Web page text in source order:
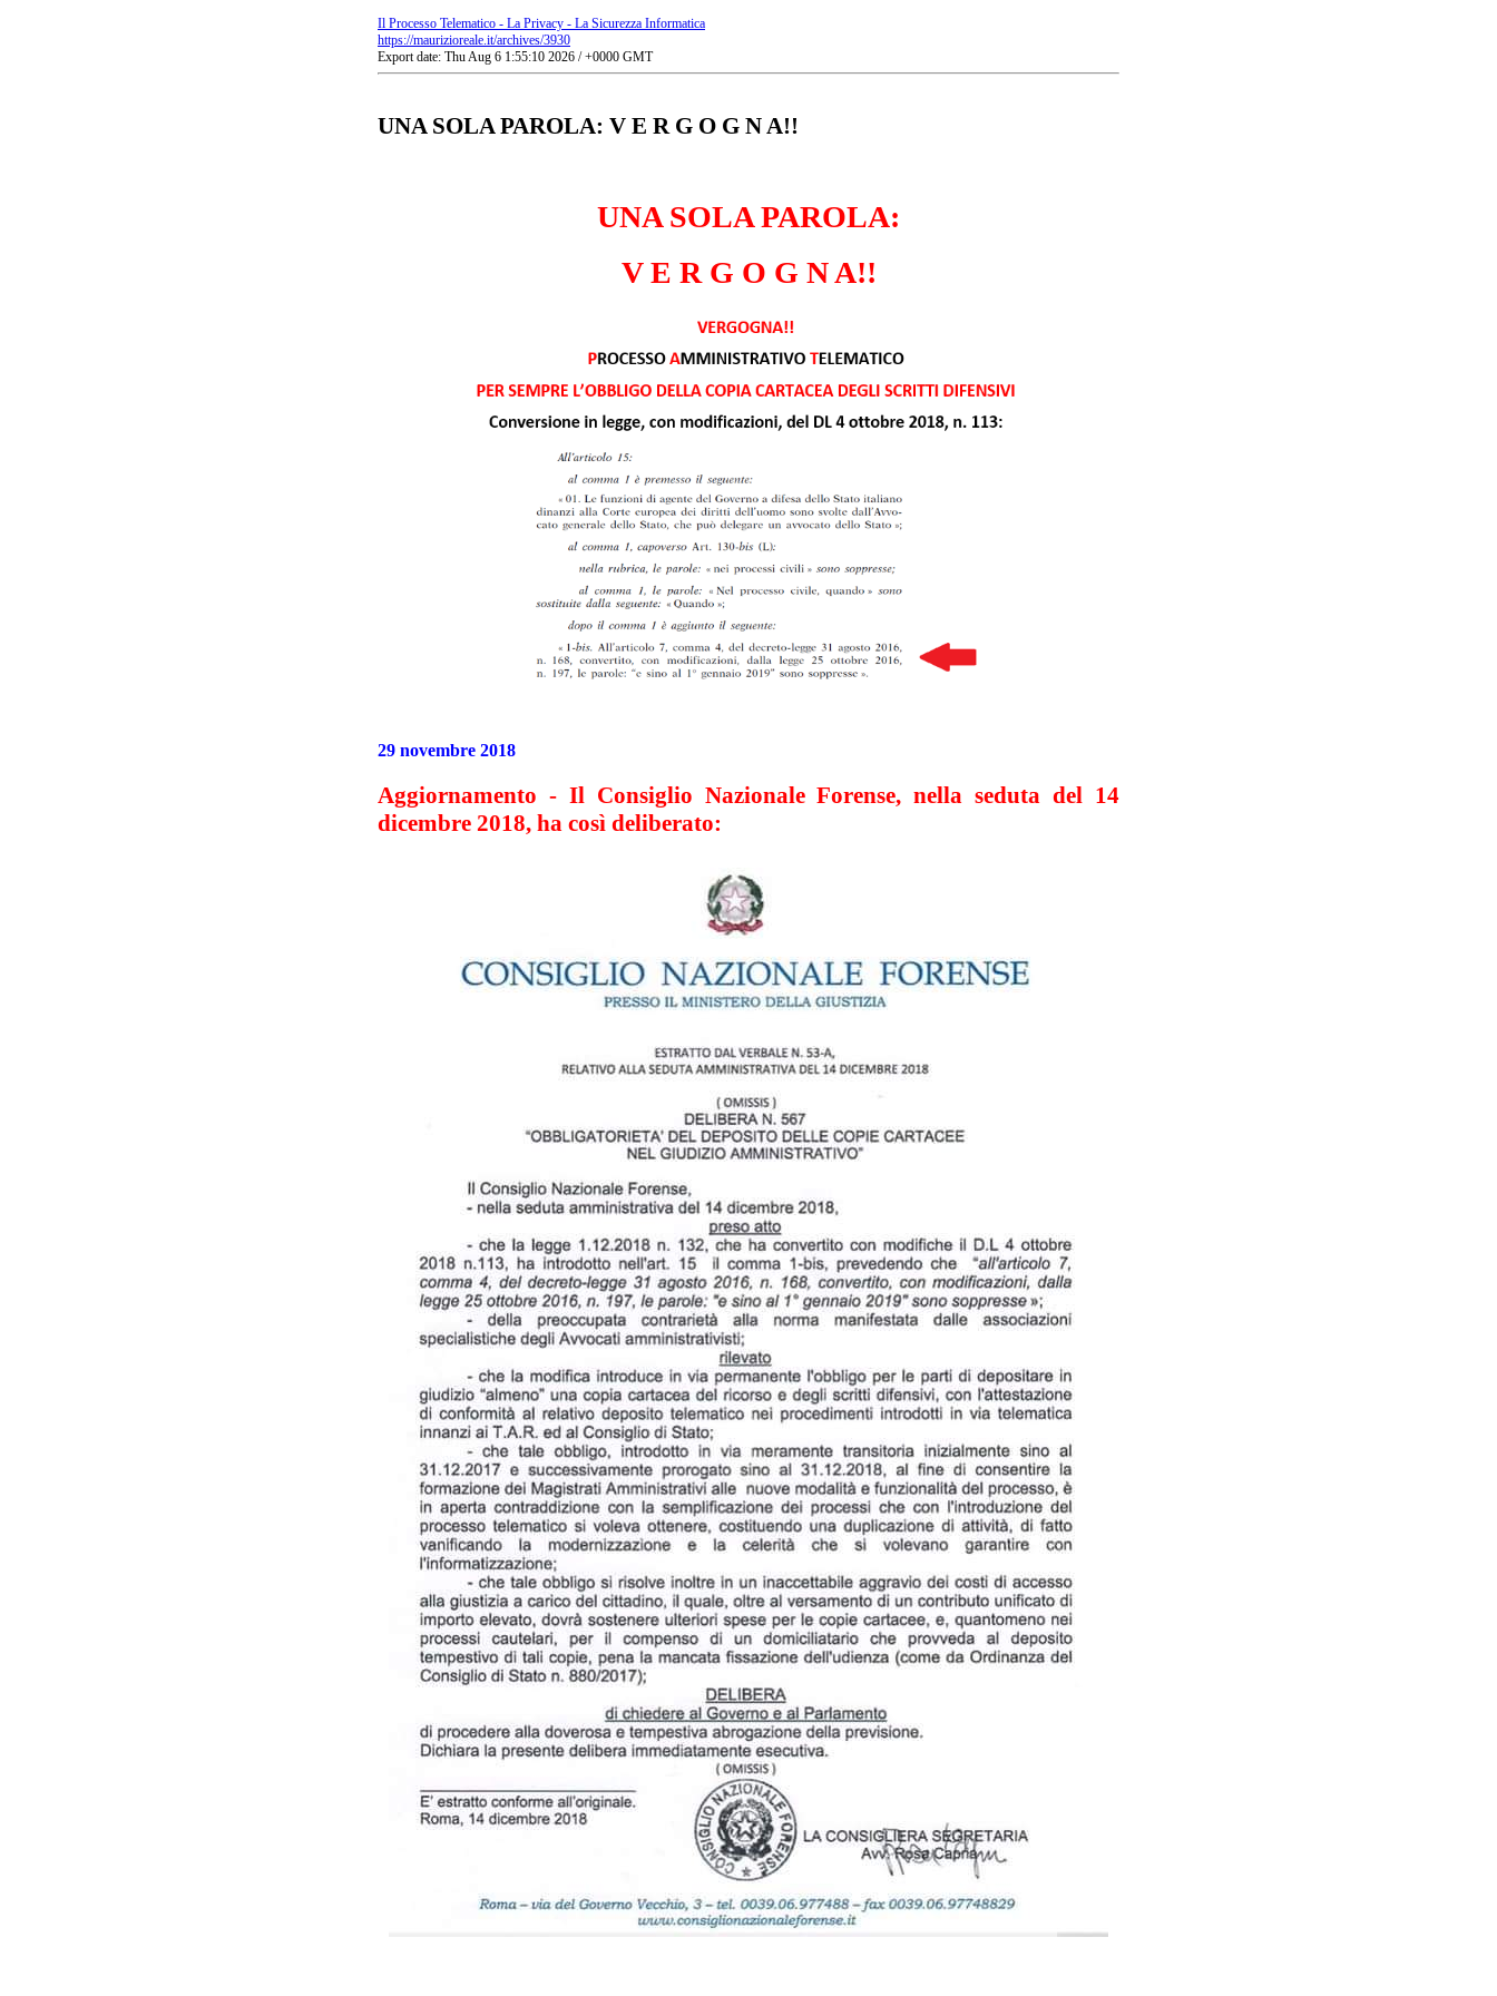
Il Processo Telematico - La Privacy - La Sicurezza Informatica
https://maurizioreale.it/archives/3930
Export date: Thu Aug 6 1:55:10 2026 / +0000 GMT
UNA SOLA PAROLA: V E R G O G N A!!
UNA SOLA PAROLA:
V E R G O G N A!!
29 novembre 2018
Aggiornamento - Il Consiglio Nazionale Forense, nella seduta del 14
dicembre 2018, ha così deliberato: